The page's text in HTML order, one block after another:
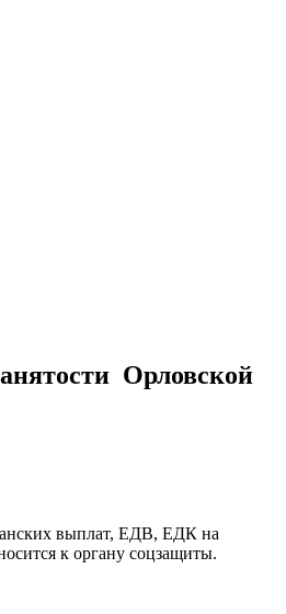
Орловской
выплат, ЕДВ, ЕДК на
к органу соцзащиты.